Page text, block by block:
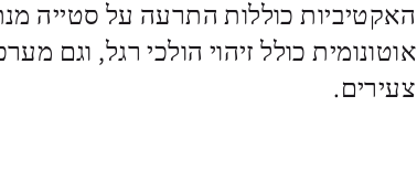
האקטיביות כוללות התרעה על סטייה
אוטונומית כולל זיהוי הולכי רגל, וגם
צעירים.